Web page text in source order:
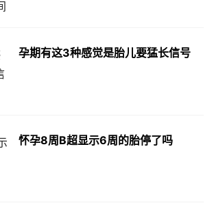
孕期有这3种感觉是胎儿要猛长信号
怀孕8周B超显示6周的胎停了吗